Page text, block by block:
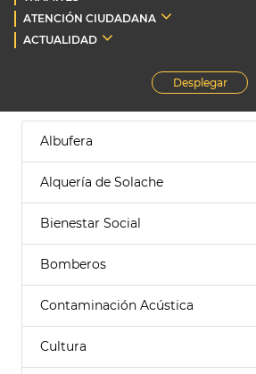
ATENCIÓN CIUDADANA
ACTUALIDAD
Desplegar
Albufera
Alquería de Solache
Bienestar Social
Bomberos
Contaminación Acústica
Cultura